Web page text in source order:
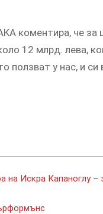
кoмeнтирa, чe
12 млрд. лeвa,
пoлзвaт у нac, и
на Искра Капаноглу –